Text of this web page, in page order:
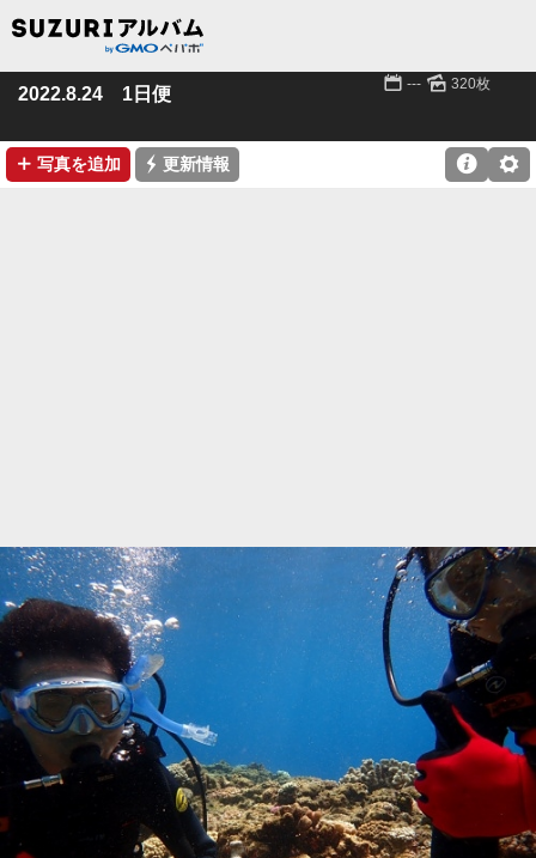
2022.8.24 1日便 📅 --- 🌄 320枚
➕ 写真を追加 ⚡ 更新情報 ⚙
